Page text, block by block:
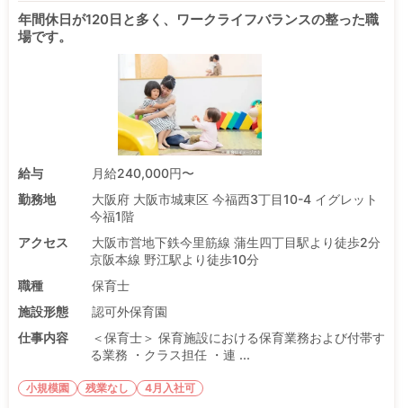
年間休日が120日と多く、ワークライフバランスの整った職
場です。
給与
月給240,000円〜
勤務地
大阪府 大阪市城東区 今福西3丁目10-4 イグレット
今福1階
アクセス
大阪市営地下鉄今里筋線 蒲生四丁目駅より徒歩2分
京阪本線 野江駅より徒歩10分
職種
保育士
施設形態
認可外保育園
仕事内容
＜保育士＞ 保育施設における保育業務および付帯す
る業務 ・クラス担任 ・連 ...
小規模園 残業なし 4月入社可